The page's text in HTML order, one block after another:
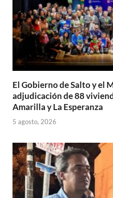
El Gobierno de Salto y el
adjudicación de 88
Amarilla y La Esperanza
5 agosto, 2026